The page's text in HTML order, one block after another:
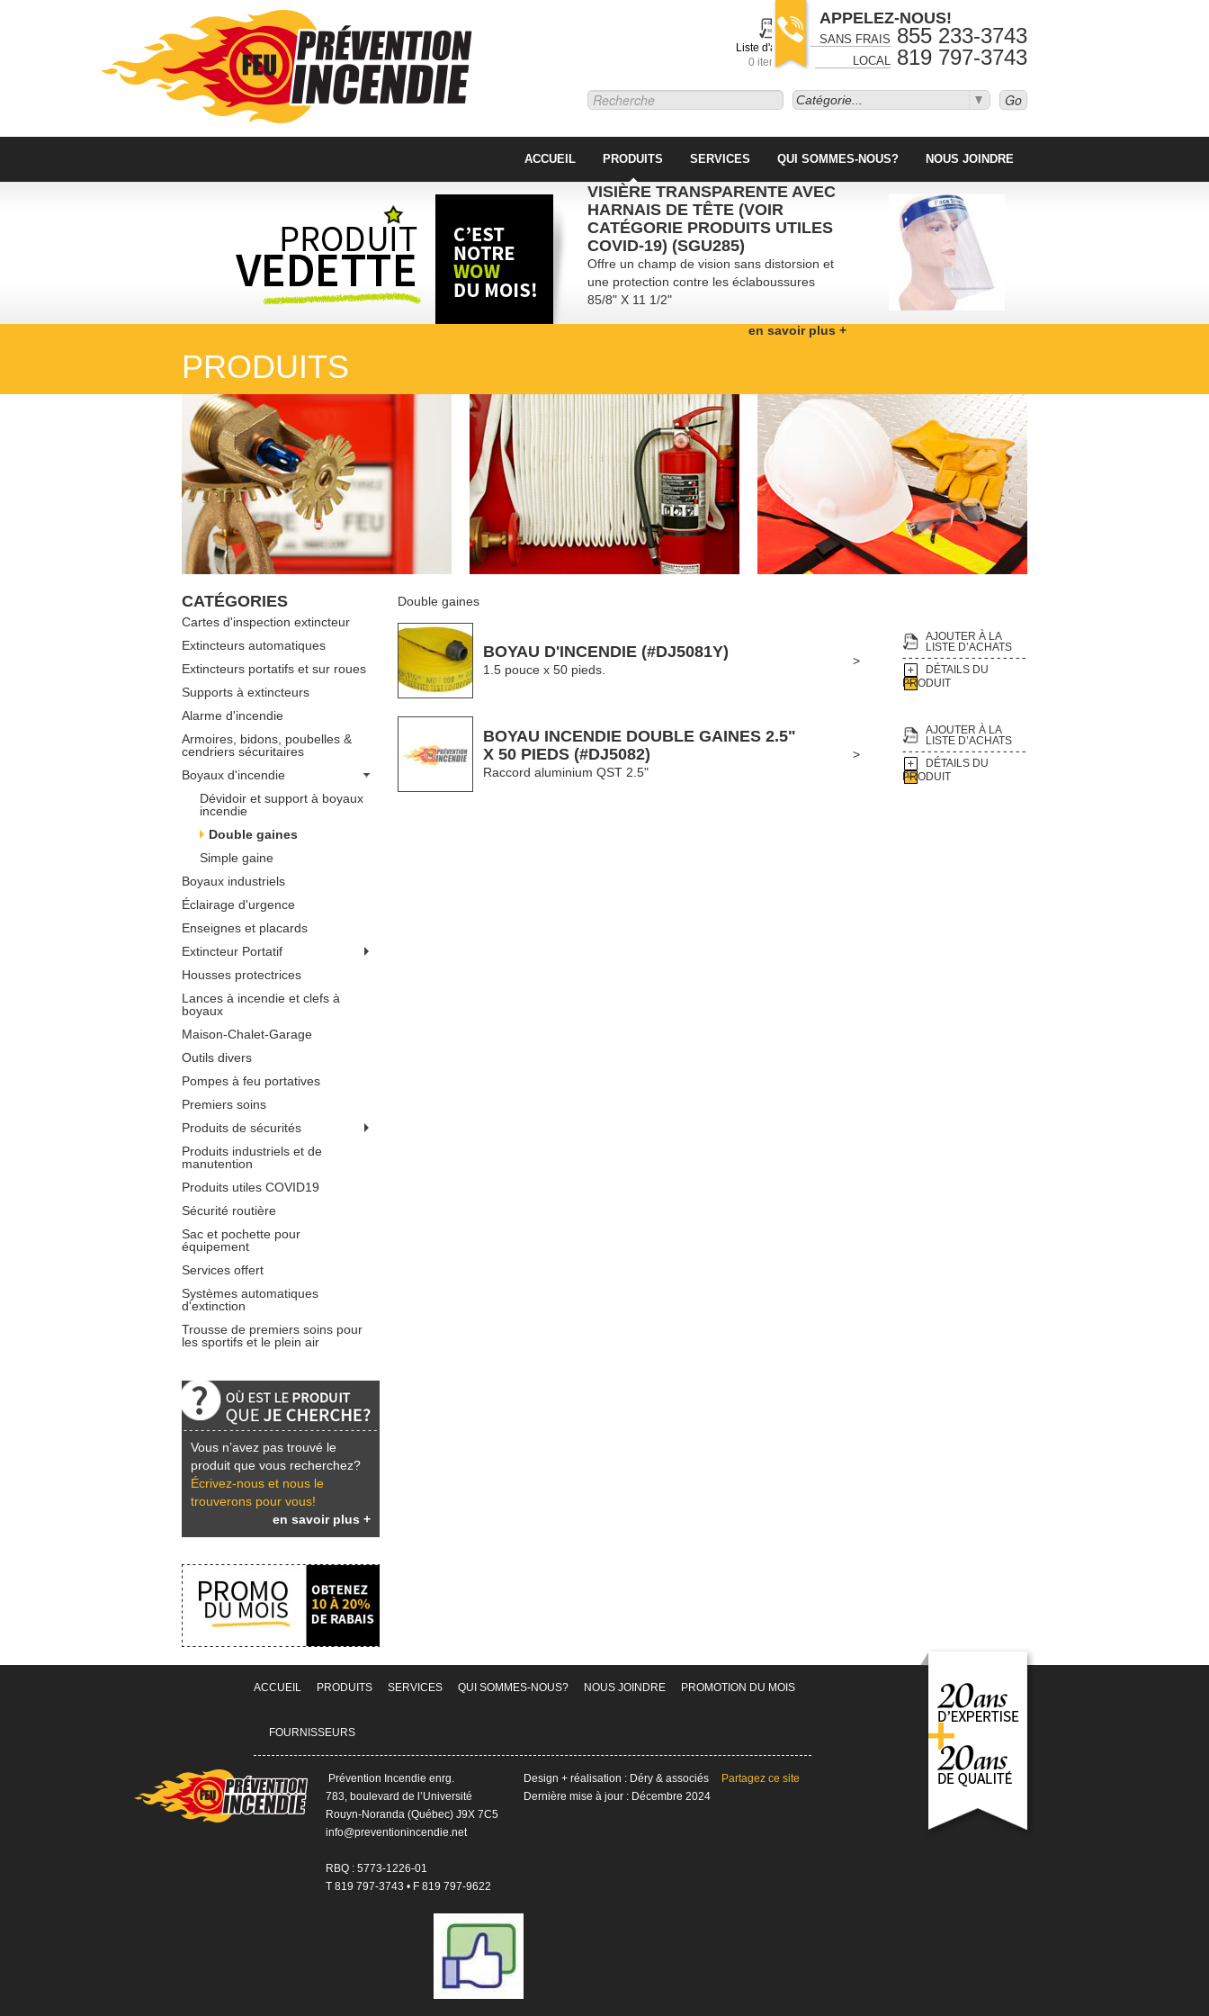
Liste d'achats
0 item(s)
APPELEZ-NOUS!
SANS FRAIS 855 233-3743
LOCAL 819 797-3743
Catégorie...
ACCUEIL PRODUITS SERVICES QUI SOMMES-NOUS? NOUS JOINDRE
VISIÈRE TRANSPARENTE AVEC
HARNAIS DE TÊTE (VOIR
CATÉGORIE PRODUITS UTILES
COVID-19) (SGU285)
Offre un champ de vision sans distorsion et
une protection contre les éclaboussures
85/8" X 11 1/2"
en savoir plus +
PRODUITS
CATÉGORIES
Cartes d'inspection extincteur
Extincteurs automatiques
Extincteurs portatifs et sur roues
Supports à extincteurs
Alarme d'incendie
Armoires, bidons, poubelles &
cendriers sécuritaires
Boyaux d'incendie
Dévidoir et support à boyaux
incendie
Double gaines
Simple gaine
Boyaux industriels
Éclairage d'urgence
Enseignes et placards
Extincteur Portatif
Housses protectrices
Lances à incendie et clefs à
boyaux
Maison-Chalet-Garage
Outils divers
Pompes à feu portatives
Premiers soins
Produits de sécurités
Produits industriels et de
manutention
Produits utiles COVID19
Sécurité routière
Sac et pochette pour
équipement
Services offert
Systèmes automatiques
d'extinction
Trousse de premiers soins pour
les sportifs et le plein air
Vous n’avez pas trouvé le
produit que vous recherchez?
Écrivez-nous et nous le
trouverons pour vous!
en savoir plus +
Double gaines
BOYAU D'INCENDIE (#DJ5081Y)
1.5 pouce x 50 pieds.
>
AJOUTER À LA
LISTE D’ACHATS
DÉTAILS DU
PRODUIT
BOYAU INCENDIE DOUBLE GAINES 2.5"
X 50 PIEDS (#DJ5082)
Raccord aluminium QST 2.5"
>
AJOUTER À LA
LISTE D’ACHATS
DÉTAILS DU
PRODUIT
ACCUEIL PRODUITS SERVICES QUI SOMMES-NOUS? NOUS JOINDRE PROMOTION DU MOIS
FOURNISSEURS
Prévention Incendie enrg.
783, boulevard de l’Université
Rouyn-Noranda (Québec) J9X 7C5
info@preventionincendie.net
RBQ : 5773-1226-01
T 819 797-3743 • F 819 797-9622
Design + réalisation : Déry & associés
Dernière mise à jour : Décembre 2024
Partagez ce site